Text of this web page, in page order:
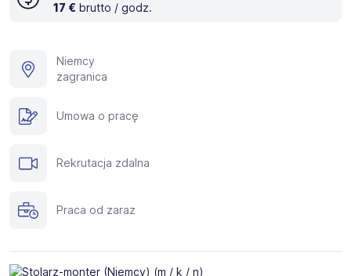
17 € brutto / godz.
Niemcy
zagranica
Umowa o pracę
Rekrutacja zdalna
Praca od zaraz